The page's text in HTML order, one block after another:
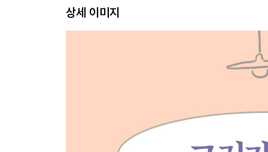
3 어떻게 인생이 쉽기만 할까
가을빛의 굴절을 보며
응급실에서 만난 사람들
마지막 계란빵 고객
상세 이미지